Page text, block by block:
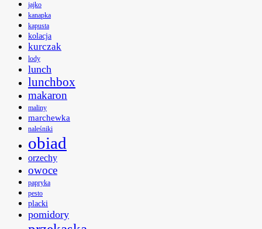
jajko
kanapka
kapusta
kolacja
kurczak
lody
lunch
lunchbox
makaron
maliny
marchewka
naleśniki
obiad
orzechy
owoce
papryka
pesto
placki
pomidory